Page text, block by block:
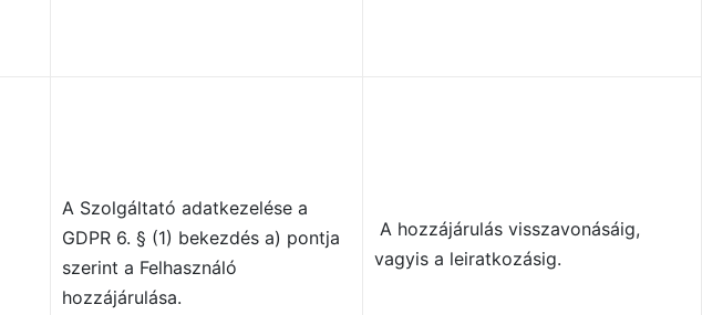
A Szolgáltató adatkezelése a
GDPR 6. § (1) bekezdés a) pontja
szerint a Felhasználó
hozzájárulása.
A hozzájárulás visszavonásáig,
vagyis a leiratkozásig.